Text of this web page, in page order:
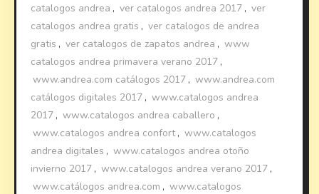
catalogos andrea , ver catalogos andrea 2017 , ver
catalogos andrea gratis , ver catalogos de andrea
gratis , ver catalogos de zapatos andrea , www
catalogos andrea primavera verano 2017 ,
www.andrea.com catálogos 2017 , www.andrea.com
catálogos digitales 2017 , www.catalogos andrea
2017 , www.catalogos andrea caballero ,
www.catalogos andrea confort, www.catalogos
andrea digitales , www.catalogos andrea otoño
invierno 2017 , www.catalogos andrea verano 2017 ,
www.catálogos andrea.com , www.catalogos